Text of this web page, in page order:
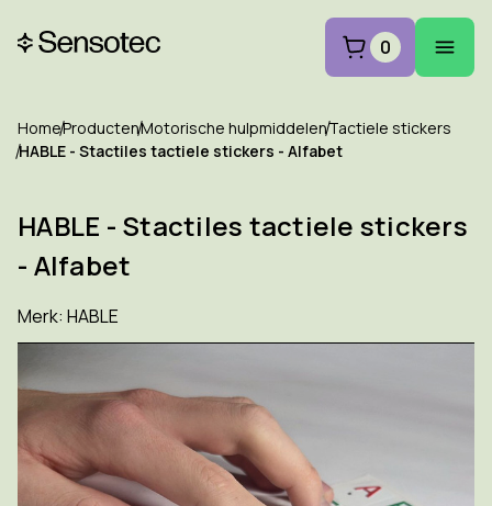
0
HomeProductenMotorische hulpmiddelenTactiele stickers
HABLE - Stactiles tactiele stickers - Alfabet
HABLE - Stactiles tactiele stickers
- Alfabet
Merk: HABLE